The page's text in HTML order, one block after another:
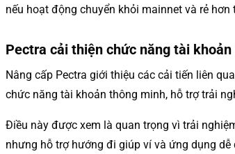
nếu hoạt động chuyển khỏi mainnet và rẻ
Pectra cải thiện chức năng tài
Nâng cấp Pectra giới thiệu các cải tiến liên
chức năng tài khoản thông minh, hỗ trợ trải
Điều này được xem là quan trọng vì trải
nhưng hỗ trợ hướng đi giúp ví và ứng dụng dễ